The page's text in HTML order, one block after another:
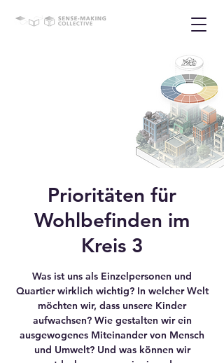
Prioritäten für
Wohlbefinden im
Kreis 3
Was ist uns als Einzelpersonen und
Quartier wirklich wichtig? In welcher Welt
möchten wir, dass unsere Kinder
aufwachsen? Wie gestalten wir ein
ausgewogenes Miteinander von Mensch
und Umwelt? Und was können wir